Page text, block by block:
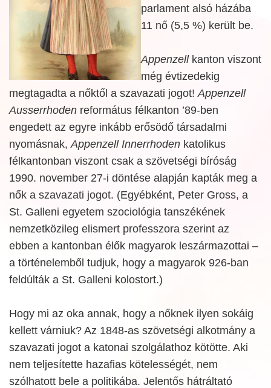
parlament alsó házába
11 nő (5,5 %) került be.
Appenzellkanton viszont
még évtizedekig
megtagadta a nőktől a szavazati jogot!Appenzell
Ausserrhoden református félkanton ’89-ben
engedett az egyre inkább erősödő társadalmi
nyomásnak,Appenzell Innerrhoden katolikus
félkantonban viszont csak a szövetségi bíróság
1990. november 27-i döntése alapján kapták meg a
nők a szavazati jogot. (Egyébként, Peter Gross, a
St. Galleni egyetem szociológia tanszékének
nemzetközileg elismert professzora szerint az
ebben a kantonban élők magyarok leszármazottai –
a történelemből tudjuk, hogy a magyarok 926-ban
feldúlták a St. Galleni kolostort.)
Hogy mi az oka annak, hogy a nőknek ilyen sokáig
kellett várniuk? Az 1848-as szövetségi alkotmány a
szavazati jogot a katonai szolgálathoz kötötte. Aki
nem teljesítette hazafias kötelességét, nem
szólhatott bele a politikába. Jelentős hátráltató